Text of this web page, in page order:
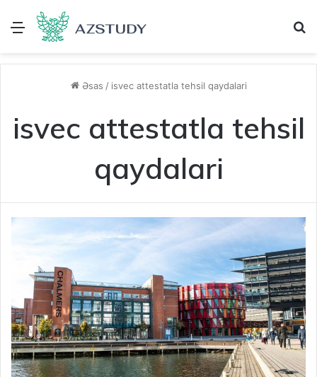
Menu
Əsas / isvec attestatla tehsil qaydalari
isvec attestatla tehsil
qaydalari